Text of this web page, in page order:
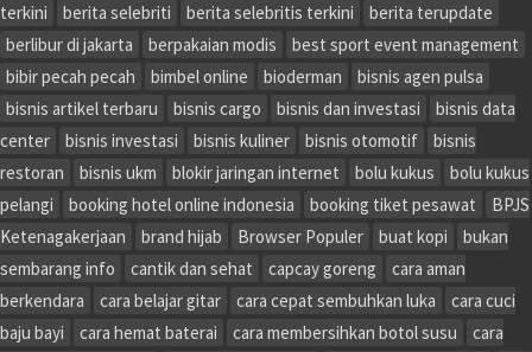
terkini
berita selebriti berita selebritis terkini
berita terupdate
berlibur di jakarta
berpakaian modis
best sport event management
bibir pecah pecah
bimbel online bioderman
bisnis agen pulsa
bisnis artikel terbaru
bisnis cargo bisnis dan investasi
bisnis data
center
bisnis investasi bisnis kuliner bisnis otomotif
bisnis
restoran
bisnis ukm blokir jaringan internet bolu kukus
bolu kukus
pelangi
booking hotel online indonesia booking tiket pesawat
BPJS
Ketenagakerjaan
brand hijab Browser Populer buat kopi
bukan
sembarang info
cantik dan sehat capcay goreng
cara aman
berkendara
cara belajar gitar cara cepat sembuhkan luka
cara cuci
baju bayi
cara hemat baterai cara membersihkan botol susu
cara